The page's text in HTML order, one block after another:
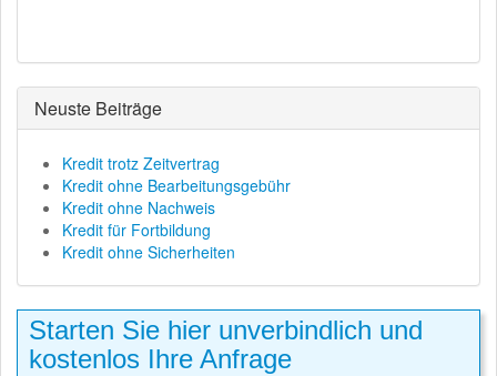
Neuste Beiträge
Kredit trotz Zeitvertrag
Kredit ohne Bearbeitungsgebühr
Kredit ohne Nachweis
Kredit für Fortbildung
Kredit ohne Sicherheiten
Starten Sie hier unverbindlich und
kostenlos Ihre Anfrage